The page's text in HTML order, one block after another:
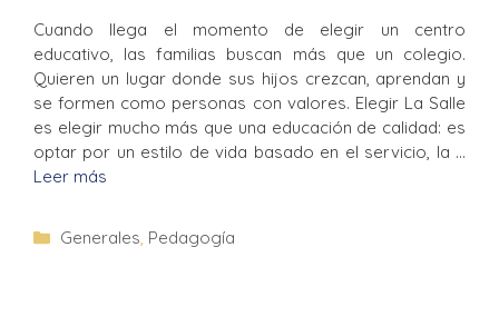
Cuando llega el momento de elegir un centro
educativo, las familias buscan más que un colegio.
Quieren un lugar donde sus hijos crezcan, aprendan y
se formen como personas con valores. Elegir La Salle
es elegir mucho más que una educación de calidad: es
optar por un estilo de vida basado en el servicio, la …
Leer más
Generales Pedagogía